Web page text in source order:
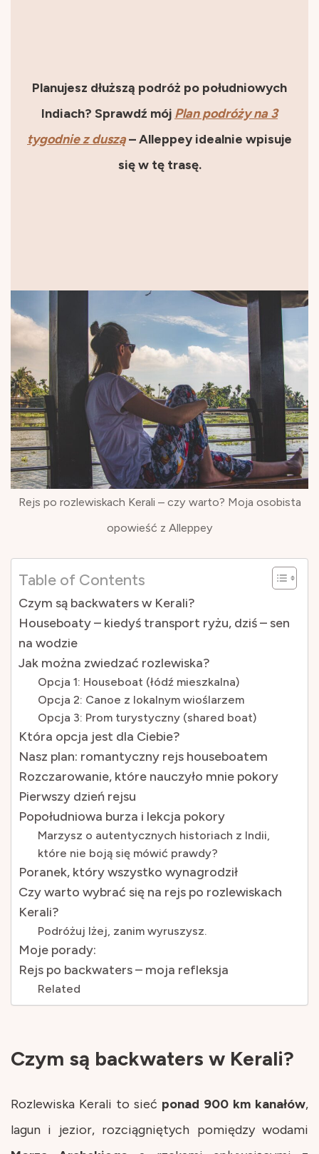
Planujesz dłuższą podróż po południowych
Indiach? Sprawdź mój Plan podróży na 3
tygodnie z duszą– Alleppey idealnie wpisuje
się w tę trasę.
Rejs po rozlewiskach Kerali – czy warto? Moja osobista
opowieść z Alleppey
Table of Contents
Czym są backwaters w Kerali?
Houseboaty – kiedyś transport ryżu, dziś – sen
na wodzie
Jak można zwiedzać rozlewiska?
Opcja 1: Houseboat (łódź mieszkalna)
Opcja 2: Canoe z lokalnym wioślarzem
Opcja 3: Prom turystyczny (shared boat)
Która opcja jest dla Ciebie?
Nasz plan: romantyczny rejs houseboatem
Rozczarowanie, które nauczyło mnie pokory
Pierwszy dzień rejsu
Popołudniowa burza i lekcja pokory
Marzysz o autentycznych historiach z Indii,
które nie boją się mówić prawdy?
Poranek, który wszystko wynagrodził
Czy warto wybrać się na rejs po rozlewiskach
Kerali?
Podróżuj lżej, zanim wyruszysz.
Moje porady:
Rejs po backwaters – moja refleksja
Related
Czym są backwaters w Kerali?
Rozlewiska Kerali to sieć ponad 900 km kanałów,
lagun i jezior, rozciągniętych pomiędzy wodami